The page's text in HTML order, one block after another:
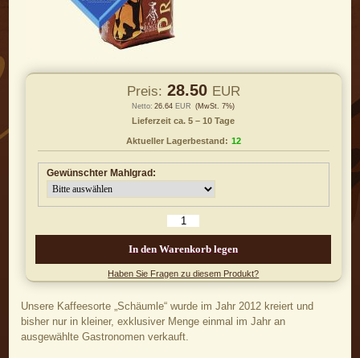
Preis: 28.50 EUR
Netto: 26.64 EUR (MwSt. 7%)
Lieferzeit ca. 5 – 10 Tage
Aktueller Lagerbestand: 12
Gewünschter Mahlgrad:
Haben Sie Fragen zu diesem Produkt?
Unsere Kaffeesorte „Schäumle“ wurde im Jahr 2012 kreiert und
bisher nur in kleiner, exklusiver Menge einmal im Jahr an
ausgewählte Gastronomen verkauft.